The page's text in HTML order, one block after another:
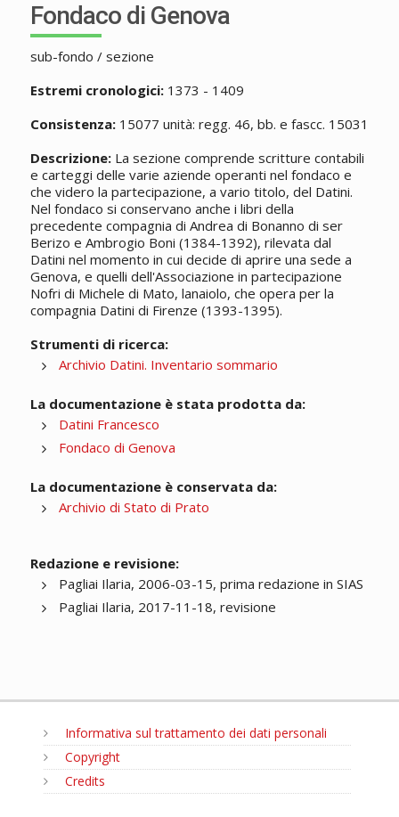
Fondaco di Genova
sub-fondo / sezione
Estremi cronologici:1373 - 1409
Consistenza:15077 unità: regg. 46, bb. e fascc. 15031
Descrizione:La sezione comprende scritture contabili
e carteggi delle varie aziende operanti nel fondaco e
che videro la partecipazione, a vario titolo, del Datini.
Nel fondaco si conservano anche i libri della
precedente compagnia di Andrea di Bonanno di ser
Berizo e Ambrogio Boni (1384-1392), rilevata dal
Datini nel momento in cui decide di aprire una sede a
Genova, e quelli dell'Associazione in partecipazione
Nofri di Michele di Mato, lanaiolo, che opera per la
compagnia Datini di Firenze (1393-1395).
Strumenti di ricerca:
Archivio Datini. Inventario sommario
La documentazione è stata prodotta da:
Datini Francesco
Fondaco di Genova
La documentazione è conservata da:
Archivio di Stato di Prato
Redazione e revisione:
Pagliai Ilaria, 2006-03-15, prima redazione in SIAS
Pagliai Ilaria, 2017-11-18, revisione
Informativa sul trattamento dei dati personali
Copyright
Credits